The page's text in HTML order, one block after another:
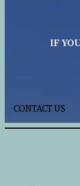
IF
CONTACT US